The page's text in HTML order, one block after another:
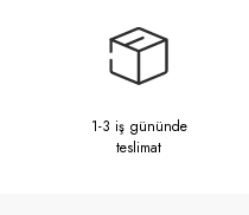
1-3 iş gününde
teslimat